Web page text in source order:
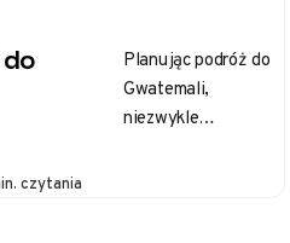
Planując podróż do
Gwatemali,
niezwykle
czytania